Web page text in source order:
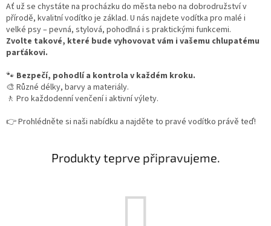
Ať už se chystáte na procházku do města nebo na dobrodružství v
přírodě, kvalitní vodítko je základ. U nás najdete vodítka pro malé i
velké psy – pevná, stylová, pohodlná i s praktickými funkcemi.
Zvolte takové, které bude vyhovovat vám i vašemu chlupatému
parťákovi.
🐾 Bezpečí, pohodlí a kontrola v každém kroku.
🎨 Různé délky, barvy a materiály.
🚶 Pro každodenní venčení i aktivní výlety.
👉 Prohlédněte si naši nabídku a najděte to pravé vodítko právě teď!
Produkty teprve připravujeme.